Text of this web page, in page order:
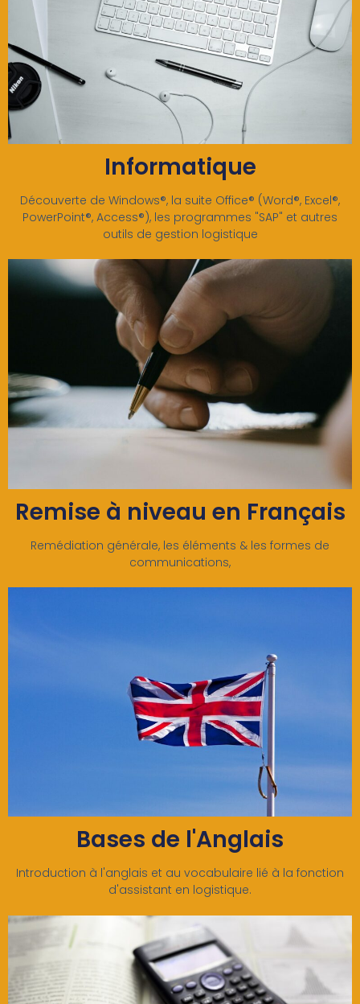
Informatique
Découverte de Windows®, la suite Office® (Word®, Excel®,
PowerPoint®, Access®), les programmes "SAP" et autres
outils de gestion logistique
Remise à niveau en Français
Remédiation générale, les éléments & les formes de
communications,
Bases de l'Anglais
Introduction à l'anglais et au vocabulaire lié à la fonction
d'assistant en logistique.